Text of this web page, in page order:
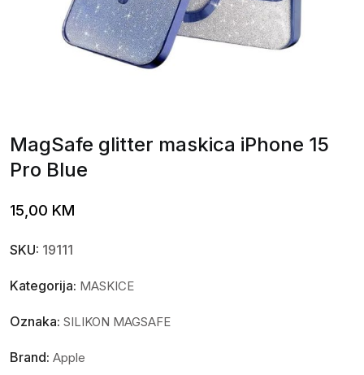
MagSafe glitter maskica iPhone 15
Pro Blue
15,00 KM
SKU: 19111
Kategorija: MASKICE
Oznaka: SILIKON MAGSAFE
Brand: Apple